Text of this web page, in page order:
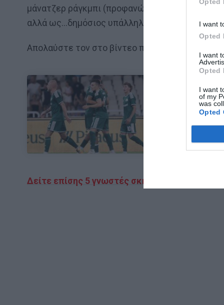
I want
Opted
I want
Opted
I want
of my
was
Opted
μάνατζερ ράγκμπι (προφανώς ντρεπόταν να
αλλά ως…δημόσιος υπάλληλος!
Απολαύστε τον στο βίντεο που ανακάλυψε ο
Δείτε επίσης 5 γνωστές σκηνές ταινιών με